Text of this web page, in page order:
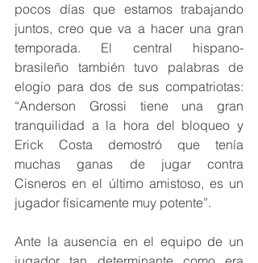
pocos días que estamos trabajando
juntos, creo que va a hacer una gran
temporada. El central hispano-
brasileño también tuvo palabras de
elogio para dos de sus compatriotas:
“Anderson Grossi tiene una gran
tranquilidad a la hora del bloqueo y
Erick Costa demostró que tenía
muchas ganas de jugar contra
Cisneros en el último amistoso, es un
jugador físicamente muy potente”.
Ante la ausencia en el equipo de un